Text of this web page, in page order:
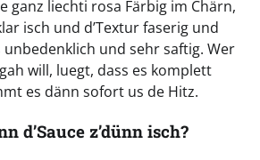
ganz liechti rosa Färbig im Chärn,
isch und d’Textur faserig und
und sehr saftig. Wer
will, luegt, dass es komplett
es dänn sofort us de Hitz.
d’Sauce z’dünn isch?